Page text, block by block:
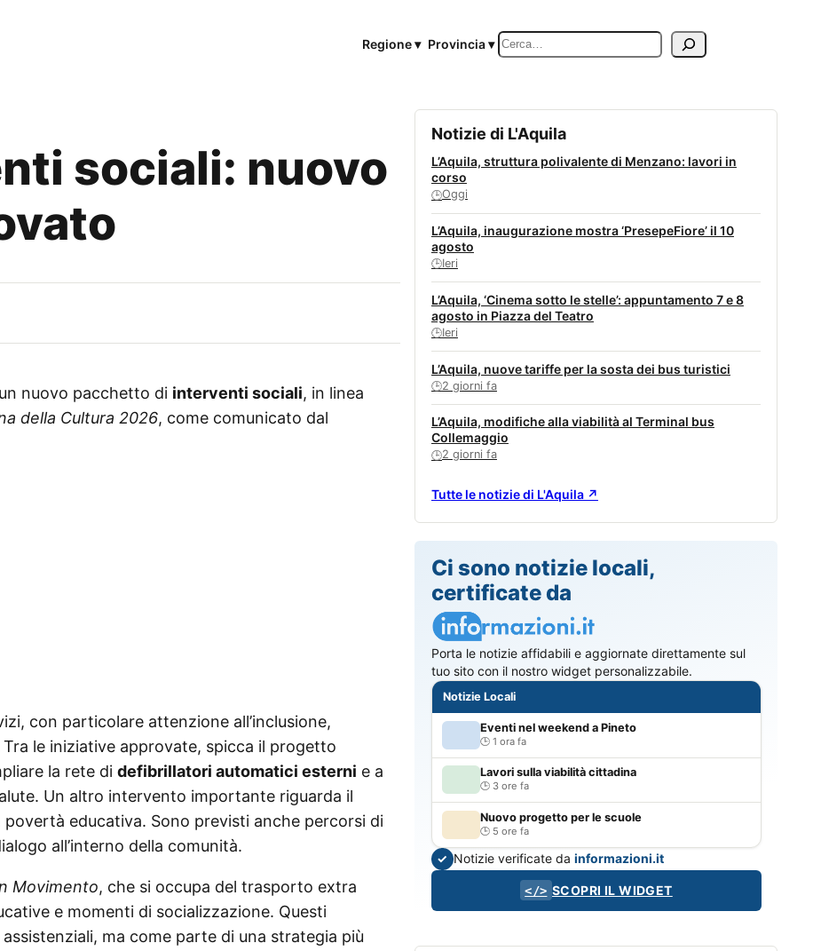
Regione ▾ Provincia ▾ Cerca
sociali: nuovo
nuovo pacchetto di interventi sociali, in linea
della Cultura 2026, come comunicato dal
con particolare attenzione all’inclusione,
Tra le iniziative approvate, spicca il progetto
la rete di defibrillatori automatici esterni e a
Un altro intervento importante riguarda il
educativa. Sono previsti anche percorsi di
all’interno della comunità.
Movimento, che si occupa del trasporto extra
e momenti di socializzazione. Questi
ma come parte di una strategia più
Notizie di L'Aquila
L’Aquila, struttura polivalente di Menzano: lavori in
corso
🕒Oggi
L’Aquila, inaugurazione mostra ‘PresepeFiore’ il 10
agosto
🕒Ieri
L’Aquila, ‘Cinema sotto le stelle’: appuntamento 7 e 8
agosto in Piazza del Teatro
🕒Ieri
L’Aquila, nuove tariffe per la sosta dei bus turistici
🕒2 giorni fa
L’Aquila, modifiche alla viabilità al Terminal bus
Collemaggio
🕒2 giorni fa
Tutte le notizie di L'Aquila ↗
Ci sono notizie locali,
certificate da
Porta le notizie affidabili e aggiornate direttamente sul
tuo sito con il nostro widget personalizzabile.
Notizie Locali
Eventi nel weekend a Pineto
1 ora fa
Lavori sulla viabilità cittadina
3 ore fa
Nuovo progetto per le scuole
5 ore fa
✓ Notizie verificate da informazioni.it
</> SCOPRI IL WIDGET